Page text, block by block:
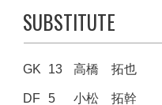
SUBSTITUTE
GK 13 高橋 拓也
DF 5 小松 拓幹